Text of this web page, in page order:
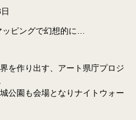
ピングで幻想的に…
を作り出す、アート県庁プロジ
公園も会場となりナイトウォー